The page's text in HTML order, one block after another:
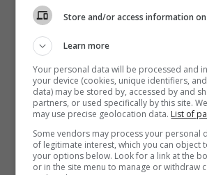
Store and/or access information on
Learn more
Your personal data will be processed and
your device (cookies, unique identifiers,
data) may be stored by, accessed by and
partners, or used specifically by this site.
may use precise geolocation data. List of
Some vendors may process your personal
of legitimate interest, which you can object
your options below. Look for a link at the
or in the site menu to manage or withdraw